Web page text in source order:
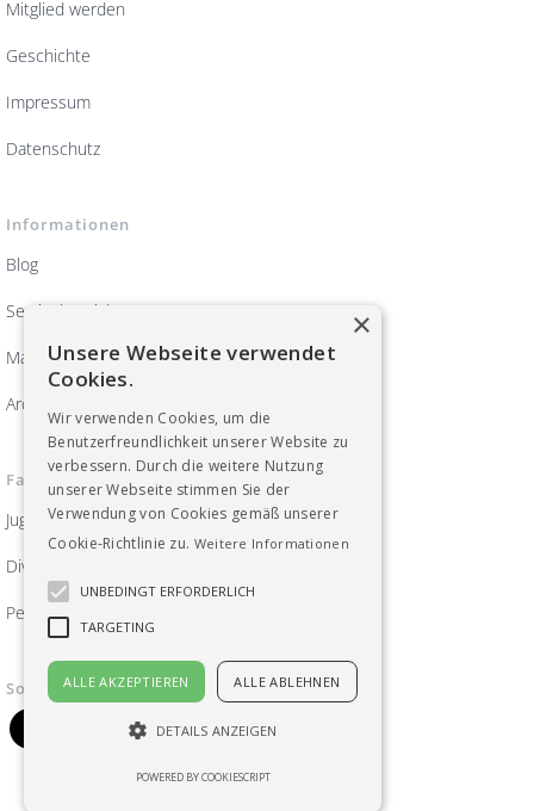
Mitglied werden
Geschichte
Impressum
Datenschutz
Informationen
Blog
Servicebereich
Magazin ArbeitsWelten
Archiv
Fachgruppen
Jugend
Diversität, Frauen und Gleichberechtigung
Pensionist_innen
Soziale Medien
×
Unsere Webseite verwendet
Cookies.
Wir verwenden Cookies, um die
Benutzerfreundlichkeit unserer Website zu
verbessern. Durch die weitere Nutzung
unserer Webseite stimmen Sie der
Verwendung von Cookies gemäß unserer
Cookie-Richtlinie zu. Weitere Informationen
UNBEDINGT ERFORDERLICH
TARGETING
ALLE AKZEPTIEREN ALLE ABLEHNEN
DETAILS ANZEIGEN
POWERED BY COOKIESCRIPT